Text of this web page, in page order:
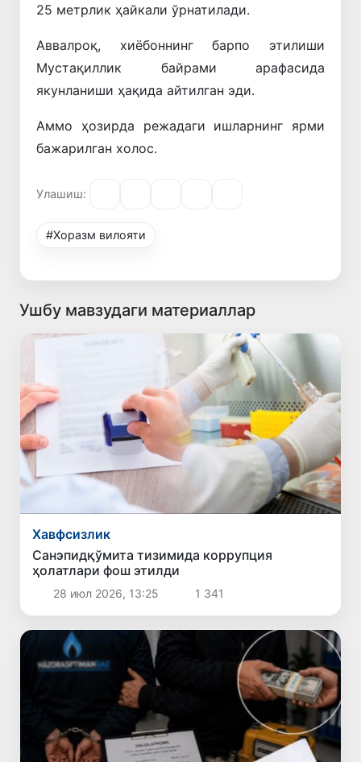
25 метрлик ҳайкали ўрнатилади.
Аввалроқ, хиёбоннинг барпо этилиши
Мустақиллик байрами арафасида
якунланиши ҳақида айтилган эди.
Аммо ҳозирда режадаги ишларнинг ярми
бажарилган холос.
Улашиш:
#Хорaзм вилояти
Ушбу мавзудаги материаллар
Хавфсизлик
Санэпидқўмита тизимида коррупция
ҳолатлари фош этилди
28 июл 2026, 13:25 1 341